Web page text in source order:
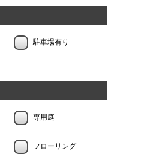
駐車場有り
専用庭
フローリング